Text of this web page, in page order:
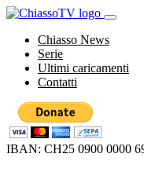
Chiasso News
Serie
Ultimi caricamenti
Contatti
IBAN: CH25 0900 0000